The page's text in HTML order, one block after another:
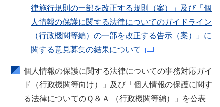
律施行規則の一部を改正する規則（案）」及び「個
人情報の保護に関する法律についてのガイドライン
（行政機関等編）の一部を改正する告示（案）」に
関する意見募集の結果について
個人情報の保護に関する法律についての事務対応ガイ
ド（行政機関等向け）」及び「個人情報の保護に関す
る法律についてのＱ＆Ａ （行政機関等編）」を公表